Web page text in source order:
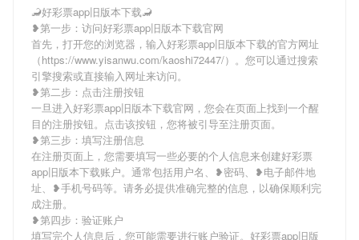
🦂好彩票app旧版本下载🦂
❥第一步：访问好彩票app旧版本下载官网
首先，打开您的浏览器，输入好彩票app旧版本下载的官方网址
（https://www.yisanwu.com/kaoshi72447/）。您可以通过搜索
引擎搜索或直接输入网址来访问。
❥第二步：点击注册按钮
一旦进入好彩票app旧版本下载官网，您会在页面上找到一个醒
目的注册按钮。点击该按钮，您将被引导至注册页面。
❥第三步：填写注册信息
在注册页面上，您需要填写一些必要的个人信息来创建好彩票
app旧版本下载账户。通常包括用户名、❥密码、❥电子邮件地
址、❥手机号码等。请务必提供准确完整的信息，以确保顺利完
成注册。
❥第四步：验证账户
填写完个人信息后，您可能需要进行账户验证。好彩票app旧版